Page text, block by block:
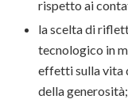
rispetto ai
la scelta di
tecnologico in
effetti sulla vita
della generosità;